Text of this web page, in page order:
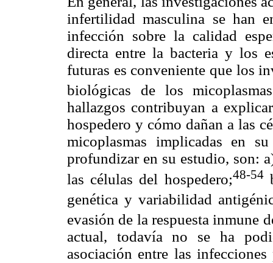
infertilidad masculina se han
infección sobre la calidad
directa entre la bacteria y los
futuras es conveniente que los
biológicas de los
hallazgos contribuyan a
hospedero y cómo dañan a las
micoplasmas implicadas en
profundizar en su estudio, son:
las células del hospedero;48-54
genética y variabilidad
evasión de la respuesta inmune
actual, todavía no se ha
asociación entre las